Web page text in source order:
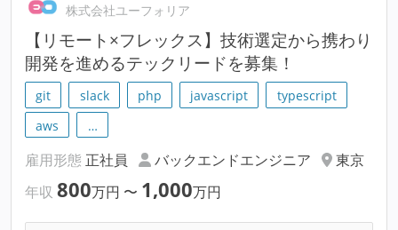
株式会社ユーフォリア
【リモート×フレックス】技術選定から携わり
開発を進めるテックリードを募集！
git slack php javascript
typescript
aws
…
雇用形態 正社員 バックエンドエンジニア
東京
年収 800万円 〜 1,000万円